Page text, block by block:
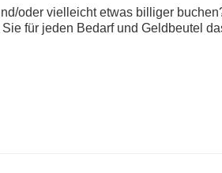
oder vielleicht etwas billiger
für jeden Bedarf und Geldbeutel